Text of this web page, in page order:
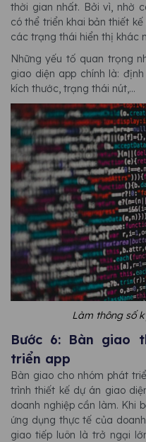
thời gian nhất. Bởi vì, nhờ
có thể triển khai bản thiết
các trạng thái hiển thị khác
Những yếu tố quan trọng
giao diện app chính là:
kích thước, trạng thái nút,...
Làm thông số
Bước 6: Bàn giao
triển app
Bàn giao cho nhóm phát
trình thiết kế dự án giao
doanh nghiệp cần làm. Khi
ứng dụng thực tế của
giao tiếp luôn là trở ngại